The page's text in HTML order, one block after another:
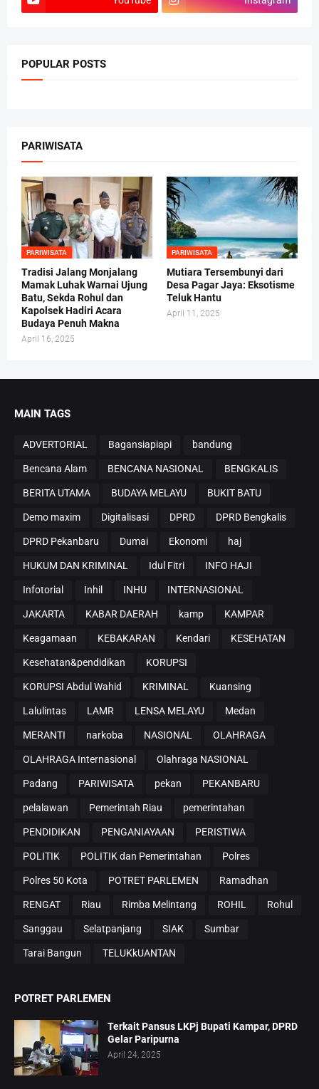
POPULAR POSTS
PARIWISATA
PARIWISATA
Tradisi Jalang Monjalang
Mamak Luhak Warnai Ujung
Batu, Sekda Rohul dan
Kapolsek Hadiri Acara
Budaya Penuh Makna
April 16, 2025
PARIWISATA
Mutiara Tersembunyi dari
Desa Pagar Jaya: Eksotisme
Teluk Hantu
April 11, 2025
MAIN TAGS
ADVERTORIAL Bagansiapiapi bandung
Bencana Alam BENCANA NASIONAL BENGKALIS
BERITA UTAMA BUDAYA MELAYU BUKIT BATU
Demo maxim Digitalisasi DPRD DPRD Bengkalis
DPRD Pekanbaru Dumai Ekonomi haj
HUKUM DAN KRIMINAL Idul Fitri INFO HAJI
Infotorial Inhil INHU INTERNASIONAL
JAKARTA KABAR DAERAH kamp KAMPAR
Keagamaan KEBAKARAN Kendari KESEHATAN
Kesehatan&pendidikan KORUPSI
KORUPSI Abdul Wahid KRIMINAL Kuansing
Lalulintas LAMR LENSA MELAYU Medan
MERANTI narkoba NASIONAL OLAHRAGA
OLAHRAGA Internasional Olahraga NASIONAL
Padang PARIWISATA pekan PEKANBARU
pelalawan Pemerintah Riau pemerintahan
PENDIDIKAN PENGANIAYAAN PERISTIWA
POLITIK POLITIK dan Pemerintahan Polres
Polres 50 Kota POTRET PARLEMEN Ramadhan
RENGAT Riau Rimba Melintang ROHIL Rohul
Sanggau Selatpanjang SIAK Sumbar
Tarai Bangun TELUKkUANTAN
POTRET PARLEMEN
Terkait Pansus LKPj Bupati Kampar, DPRD
Gelar Paripurna
April 24, 2025